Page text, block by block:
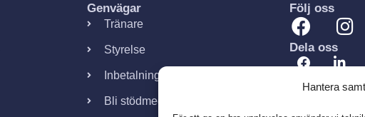
Hantera
Genvägar
Tränare
Styrelse
Inbetalningar
Bli stödmedlem
Följ oss
Dela oss